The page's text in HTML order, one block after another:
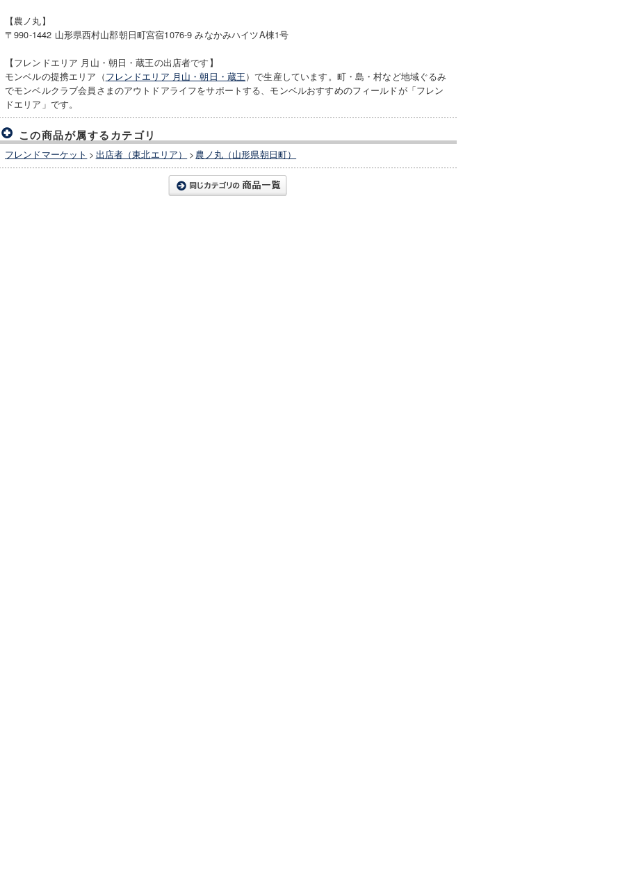
【農ノ丸】
〒990-1442 山形県西村山郡朝日町宮宿1076-9 みなかみハイツA棟1号
【フレンドエリア 月山・朝日・蔵王の出店者です】
モンベルの提携エリア（フレンドエリア 月山・朝日・蔵王）で生産しています。町・島・村など地域ぐるみ
でモンベルクラブ会員さまのアウトドアライフをサポートする、モンベルおすすめのフィールドが「フレン
ドエリア」です。
この商品が属するカテゴリ
フレンドマーケット > 出店者（東北エリア） > 農ノ丸（山形県朝日町）